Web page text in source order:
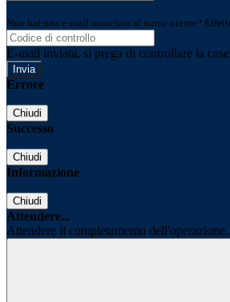
Non hai una e-mail associata al nome utente?
E-mail inviata, si prega di controllare la
Errore
Chiudi
Successo
Chiudi
Informazione
Chiudi
Attendere...
Attendere il completamento